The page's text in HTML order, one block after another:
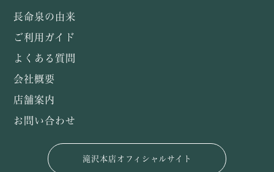
長命泉の由来
ご利用ガイド
よくある質問
会社概要
店舗案内
お問い合わせ
滝沢本店オフィシャルサイト